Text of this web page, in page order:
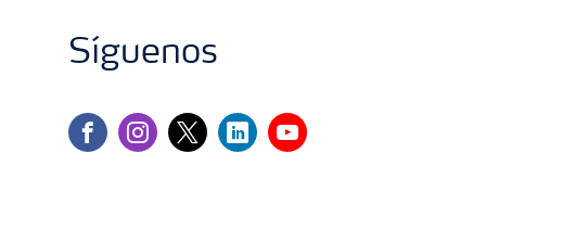
Síguenos
facebookinstagram
twitterlinkedinyoutube